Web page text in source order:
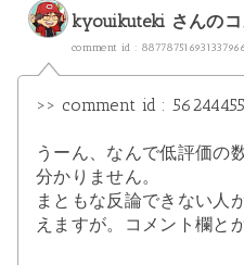
kyouikuteki さんの
comment id :
>> comment id :
うーん、なんで低評価の
分かりません。
まともな反論できない人
えますが。コメント欄と